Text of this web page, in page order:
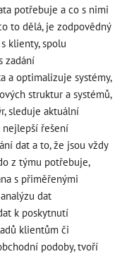
potřebuje a co s nimi
to dělá, je zodpovědný
klienty, spolu
zadání
a optimalizuje systémy,
struktur a systémů,
sleduje aktuální
řešení
dat a to, že jsou vždy
z týmu potřebuje,
s přiměřenými
dat
k poskytnutí
klientům či
podoby, tvoří